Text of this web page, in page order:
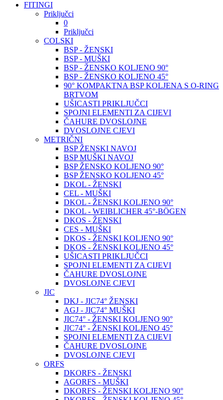
FITINGI
Priključci
0
Priključci
COLSKI
BSP - ŽENSKI
BSP - MUŠKI
BSP - ŽENSKO KOLJENO 90°
BSP - ŽENSKO KOLJENO 45°
90° KOMPAKTNA BSP KOLJENA S O-RING
BRTVOM
UŠICASTI PRIKLJUČCI
SPOJNI ELEMENTI ZA CIJEVI
ČAHURE DVOSLOJNE
DVOSLOJNE CJEVI
METRIČNI
BSP ŽENSKI NAVOJ
BSP MUŠKI NAVOJ
BSP ŽENSKO KOLJENO 90°
BSP ŽENSKO KOLJENO 45°
DKOL - ŽENSKI
CEL - MUŠKI
DKOL - ŽENSKI KOLJENO 90°
DKOL - WEIBLICHER 45°-BÖGEN
DKOS - ŽENSKI
CES - MUŠKI
DKOS - ŽENSKI KOLJENO 90°
DKOS - ŽENSKI KOLJENO 45°
UŠICASTI PRIKLJUČCI
SPOJNI ELEMENTI ZA CIJEVI
ČAHURE DVOSLOJNE
DVOSLOJNE CJEVI
JIC
DKJ - JIC74° ŽENSKI
AGJ - JIC74° MUŠKI
JIC74° - ŽENSKI KOLJENO 90°
JIC74° - ŽENSKI KOLJENO 45°
SPOJNI ELEMENTI ZA CIJEVI
ČAHURE DVOSLOJNE
DVOSLOJNE CJEVI
ORFS
DKORFS - ŽENSKI
AGORFS - MUŠKI
DKORFS - ŽENSKI KOLJENO 90°